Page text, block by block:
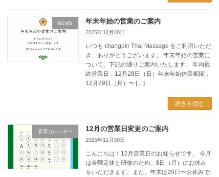
NEWS 年末年始の営業のご案内
2025年12月20日
いつも changpin Thai Massage をご利用いただ
き、ありがとうございます。 年末年始の営業に
ついて、下記の通りご案内いたします。 年内最
終営業日：12月28日（日）年末年始休業期間：
12月29日（月）〜 […]
続きを読む
営業カレンダー 12月の営業日変更のご案内
2025年11月30日
こんにちは！12月営業日のお知らせです。 今月
は金曜定休と研修のため、8日（月）にお休み
をいただきます。また、年末は29日〜お休みで